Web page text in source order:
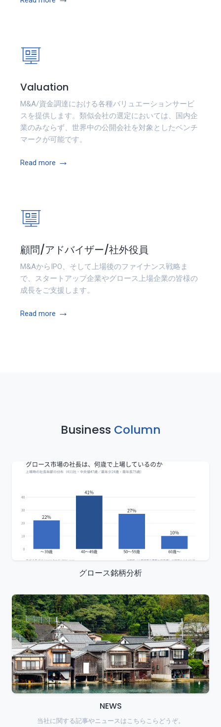
Valuation
M&A/資金調達における各種バリュエーションサービ
スを提供します。類似会社の選定においては、国内企
業のみならず、世界中の公開会社を対象としたベンチ
マークが可能です。
Read more →
顧問/アドバイザー/社外役員
M&AからIPO、そして上場後のファイナンス戦略ま
で、スタートアップ企業やグロース上場企業の皆様の
成長をご支援します。
Read more →
Business Column
グロース銘柄分析
NEWS
当社に関する記事やニュースはこちらこらどうぞ。